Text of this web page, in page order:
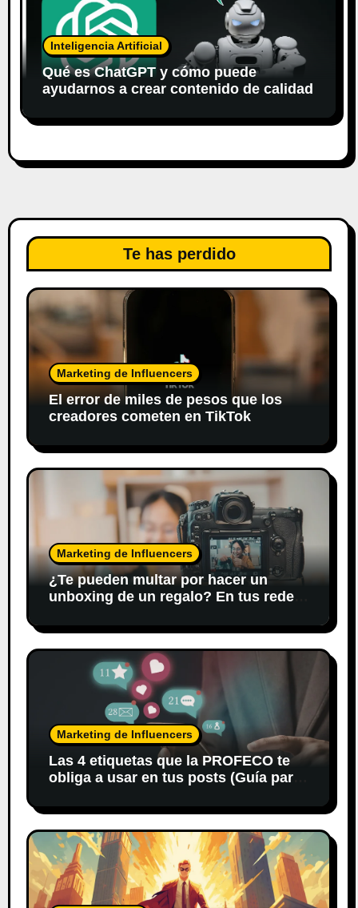
t
r
d
a
Inteligencia Artificial
Qué es ChatGPT y cómo puede
ayudarnos a crear contenido de calidad
Te has perdido
Marketing de Influencers
El error de miles de pesos que los
creadores cometen en TikTok
Marketing de Influencers
¿Te pueden multar por hacer un
unboxing de un regalo? En tus redes
Marketing de Influencers
Las 4 etiquetas que la PROFECO te
obliga a usar en tus posts (Guía para